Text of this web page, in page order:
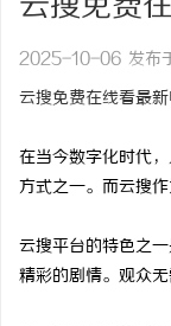
2025-10-06 发布
云搜免费在线看最
在当今数字化时代
方式之一。而云搜
云搜平台的特色之
精彩的剧情。观众